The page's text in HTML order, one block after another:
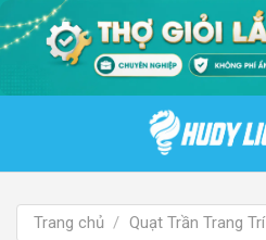
qua
Trang chủ / Quạt Trần Trang Trí